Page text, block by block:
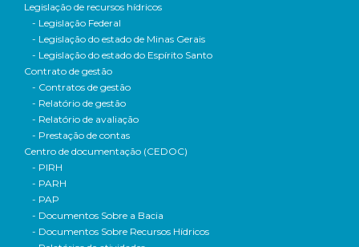
Legislação de recursos hídricos
- Legislação Federal
- Legislação do estado de Minas Gerais
- Legislação do estado do Espírito Santo
Contrato de gestão
- Contratos de gestão
- Relatório de gestão
- Relatório de avaliação
- Prestação de contas
Centro de documentação (CEDOC)
- PIRH
- PARH
- PAP
- Documentos Sobre a Bacia
- Documentos Sobre Recursos Hídricos